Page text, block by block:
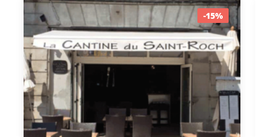
-15%